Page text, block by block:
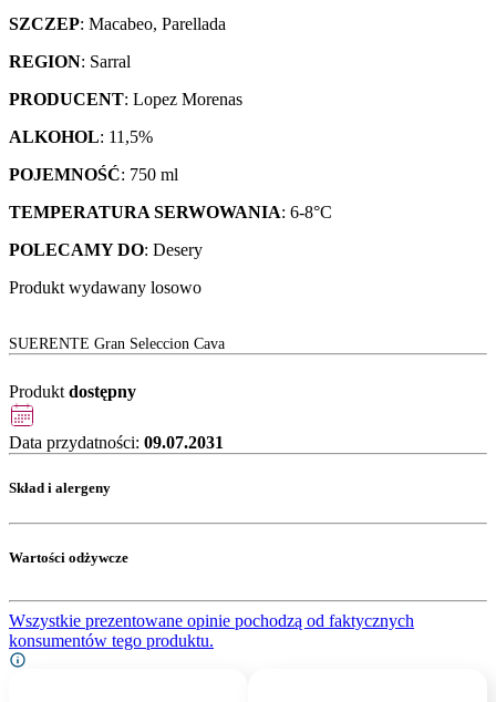
SZCZEP: Macabeo, Parellada
REGION: Sarral
PRODUCENT: Lopez Morenas
ALKOHOL: 11,5%
POJEMNOŚĆ: 750 ml
TEMPERATURA SERWOWANIA: 6-8°C
POLECAMY DO: Desery
Produkt wydawany losowo
SUERENTE Gran Seleccion Cava
Produkt dostępny
Data przydatności: 09.07.2031
Skład i alergeny
Wartości odżywcze
Wszystkie prezentowane opinie pochodzą od faktycznych
konsumentów tego produktu.